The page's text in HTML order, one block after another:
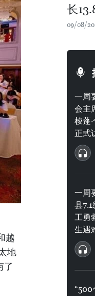
越
地
了
长
09/08/
一周
会主
梭蓬
正式
一周
县
工勇
生遇
“500